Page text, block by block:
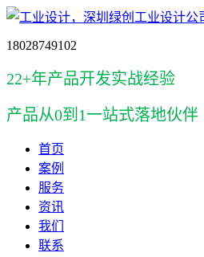
18028749102
22+年产品开发实战经验
产品从0到1一站式落地伙伴
首页
案例
服务
资讯
我们
联系